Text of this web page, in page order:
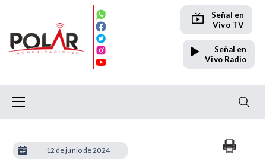
Señal en
Vivo TV
Señal en
Vivo Radio
12 de junio de 2024